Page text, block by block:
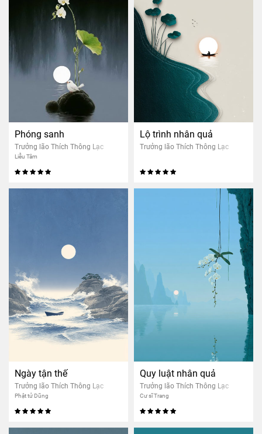
Phóng sanh
Trưởng lão Thích Thông Lạc
Liễu Tâm
Lộ trình nhân quả
Trưởng lão Thích Thông Lạc
Ngày tận thế
Trưởng lão Thích Thông Lạc
Phật tử Dũng
Quy luật nhân quả
Trưởng lão Thích Thông Lạc
Cư sĩ Trang